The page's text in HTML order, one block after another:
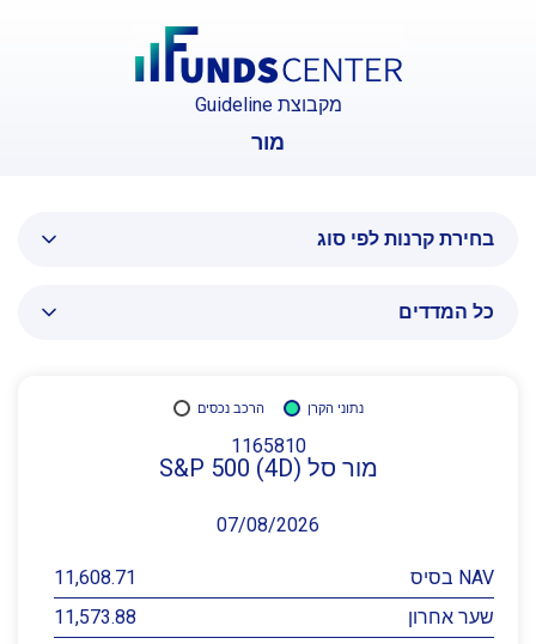
מור
מקבוצת Guideline
בחירת קרנות לפי סוג
כל המדדים
נתוני הקרן הרכב נכסים
1165810
מור סל S&P 500 (4D)
07/08/2026
NAV בסיס
11,608.71
שער אחרון
11,573.88